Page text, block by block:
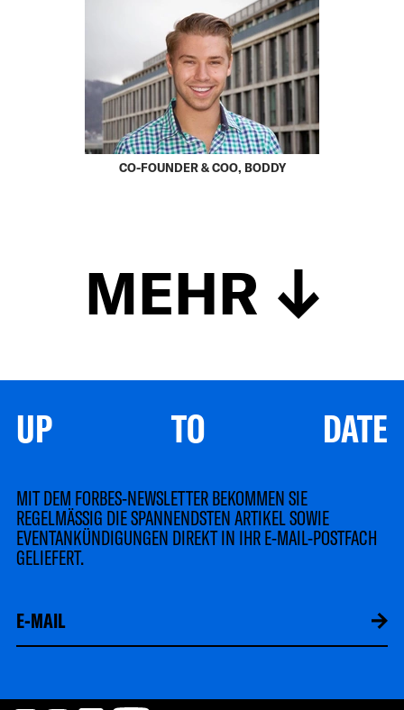
CO-FOUNDER & COO, BODDY
MEHR
UP TO DATE
MIT DEM FORBES-NEWSLETTER BEKOMMEN SIE
REGELMÄSSIG DIE SPANNENDSTEN ARTIKEL SOWIE
EVENTANKÜNDIGUNGEN DIREKT IN IHR E-MAIL-POSTFACH
GELIEFERT.